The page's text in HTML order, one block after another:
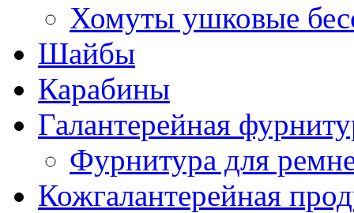
Хомуты ушковые
Шайбы
Карабины
Галантерейная
Фурнитура для
Кожгалантерейная